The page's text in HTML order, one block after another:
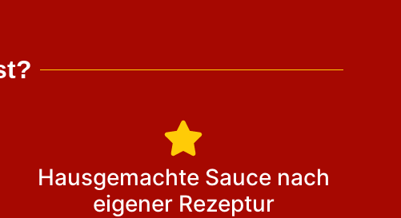
Hausgemachte Sauce nach
eigener Rezeptur